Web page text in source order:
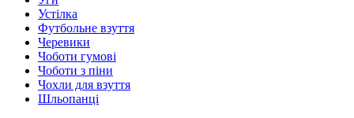
Устілка
Футбольне взуття
Черевики
Чоботи гумові
Чоботи з піни
Чохли для взуття
Шльопанці